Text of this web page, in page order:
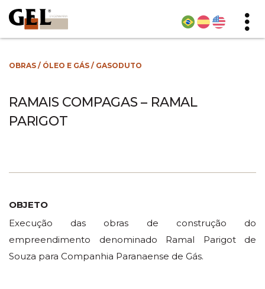
OBRAS / ÓLEO E GÁS / GASODUTO
RAMAIS COMPAGAS – RAMAL
PARIGOT
OBJETO
Execução das obras de construção do
empreendimento denominado Ramal Parigot de
Souza para Companhia Paranaense de Gás.